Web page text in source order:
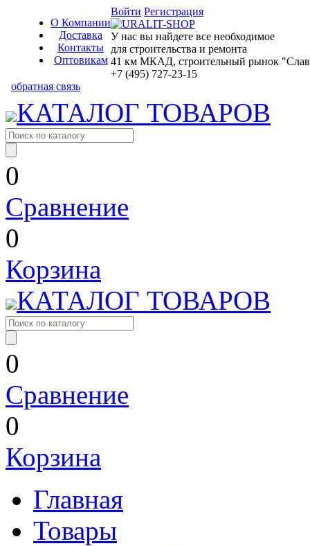
О Компании
Доставка
Контакты
Оптовикам
Войти Регистрация
У нас вы найдете все необходимое
для строительства и ремонта
41 км МКАД, строительный рынок
+7 (495) 727-23-15
обратная связь
КАТАЛОГ ТОВАРОВ
0
Сравнение
0
Корзина
КАТАЛОГ ТОВАРОВ
0
Сравнение
0
Корзина
Главная
Товары